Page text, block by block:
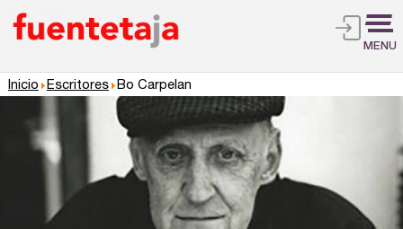
MENU
Inicio Escritores Bo Carpelan